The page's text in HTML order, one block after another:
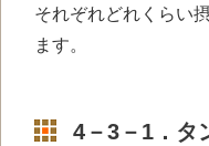
それぞれどれくらい
ます。
4－3－1．タ